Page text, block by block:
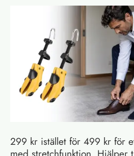
299 kr istället för 499 kr för